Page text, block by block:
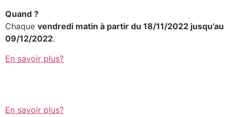
Quand ?
Chaque vendredi matin à partir du 18/11/2022 jusqu’au
09/12/2022.
En savoir plus?
En savoir plus?